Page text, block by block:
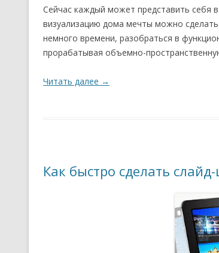
Сейчас каждый может представить себя
визуализацию дома мечты можно
немного времени, разобраться в
прорабатывая объемно-
Читать далее →
Как быстро сделать